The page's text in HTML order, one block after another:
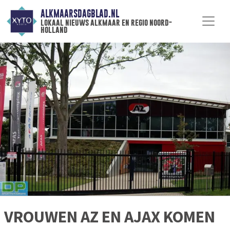
ALKMAARSDAGBLAD.NL
lokaal nieuws alkmaar en regio noord-
holland
VROUWEN AZ EN AJAX KOMEN